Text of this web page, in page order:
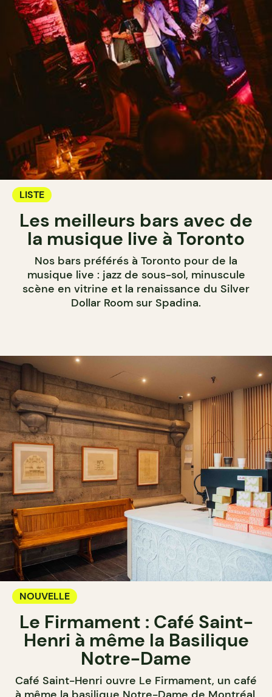
LISTE
Les meilleurs bars avec de
la musique live à Toronto
Nos bars préférés à Toronto pour de la
musique live : jazz de sous-sol, minuscule
scène en vitrine et la renaissance du Silver
Dollar Room sur Spadina.
NOUVELLE
Le Firmament : Café Saint-
Henri à même la Basilique
Notre-Dame
Café Saint-Henri ouvre Le Firmament, un café